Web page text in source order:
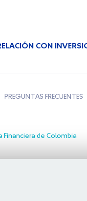
CON
PREGUNTAS FRECUENTES
Financiera de Colombia